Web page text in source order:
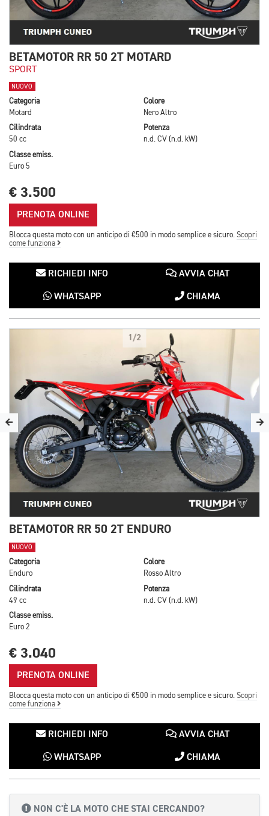
BETAMOTOR RR 50 2T MOTARD
SPORT
NUOVO
Categoria
Motard
Colore
Nero Altro
Cilindrata
50 cc
Potenza
n.d. CV (n.d. kW)
Classe emiss.
Euro 5
€ 3.500
PRENOTA ONLINE
Blocca questa moto con un anticipo di €500 in modo semplice e sicuro. Scopri
come funziona
RICHIEDI INFO AVVIA CHAT
WHATSAPP CHIAMA
1/2
BETAMOTOR RR 50 2T ENDURO
NUOVO
Categoria
Enduro
Colore
Rosso Altro
Cilindrata
49 cc
Potenza
n.d. CV (n.d. kW)
Classe emiss.
Euro 2
€ 3.040
PRENOTA ONLINE
Blocca questa moto con un anticipo di €500 in modo semplice e sicuro. Scopri
come funziona
RICHIEDI INFO AVVIA CHAT
WHATSAPP CHIAMA
NON C'È LA MOTO CHE STAI CERCANDO?